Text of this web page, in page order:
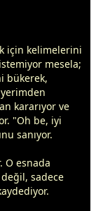
için kelimelerini
mesela;
bükerek,
kararıyor ve
"Oh be, iyi
sanıyor.
O esnada
sadece